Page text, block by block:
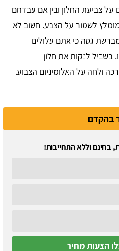
צביעת החלון ובין אם עבדתם
לשמור על הצבע. חשוב לא
גסה כי אתם עלולים
בשביל לנקות את חלון
ולחה על האלומיניום הצבוע.
בהקדם
בחינם וללא התחייבות!